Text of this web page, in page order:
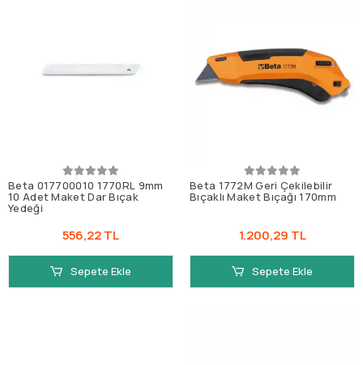
Beta 017700010 1770RL 9mm
10 Adet Maket Dar Bıçak
Yedeği
556,22 TL
Sepete Ekle
Beta 1772M Geri Çekilebilir
Bıçaklı Maket Bıçağı 170mm
1.200,29 TL
Sepete Ekle